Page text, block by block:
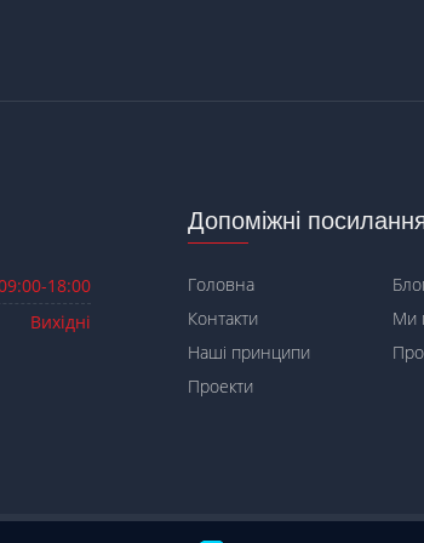
18:00
Вихідні
Допоміжні
Головна
Контакти
Ми
Наші принципи
Проекти